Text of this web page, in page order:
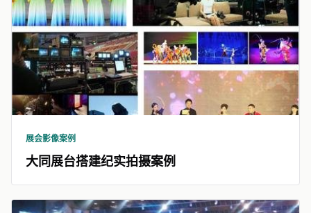
展会影像案例
大同展台搭建纪实拍摄案例